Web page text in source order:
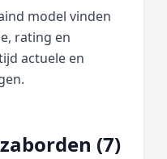
model vinden
rating en
actuele en
(7)